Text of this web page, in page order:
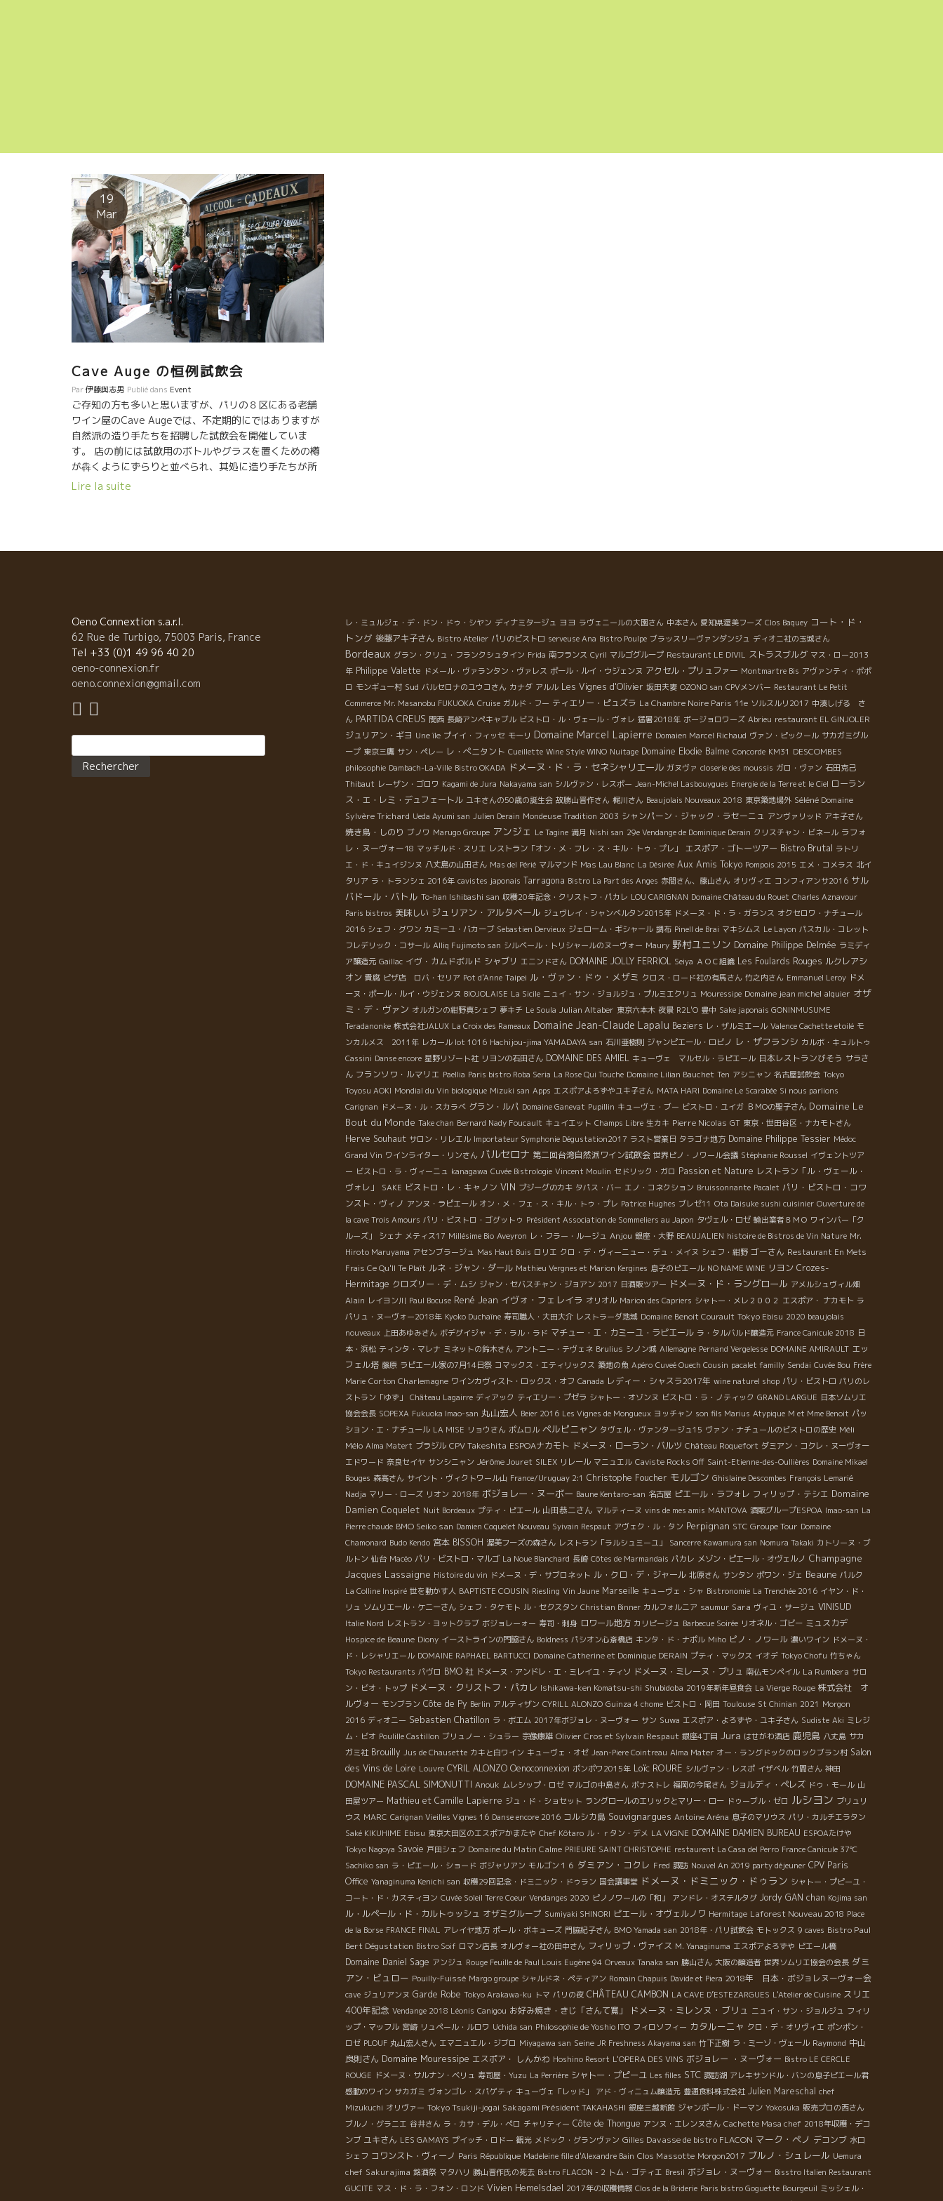
19
Mar
Cave Auge の恒例試飲会
Par伊藤與志男 Publié dans Event
ご存知の方も多いと思いますが、パリの８区にある老舗
ワイン屋のCave Augeでは、不定期的にではありますが
自然派の造り手たちを招聘した試飲会を開催していま
す。 店の前には試飲用のボトルやグラスを置くための樽
が犇くようにずらりと並べられ、其処に造り手たちが所
狭しに並んで試飲客を待ち受けているのです。いつも地
とにかく気合の入った造り手ばかりが集うというのも大
きな魅力。もう一つ挙げるとすれば、試飲に出ているワ
インは全て特別価格（定価より大抵１０～２０％安い）
で提供してくれるもの超魅力だと言えます。大袈裟にい
えば、この試飲会を毎回経験していれば、自然派ワイン
紹介しましょう。  DOMAINE BINNER, ALSACE
Houillon) ４種類  DOMAINE TISSOT, JURA
(Stephane Tissot) ９種類  DOMAINE BARTUCCI,
Lire la suite
Oeno Connextion s.a.r.l.
62 Rue de Turbigo, 75003 Paris, France
Tel +33 (0)1 49 96 40 20
oeno-connexion.fr
oeno.connexion@gmail.com
レ・ミュルジェ・デ・ドン・ドゥ・シヤン ディナミタージュ ヨヨ ラヴェニールの大園さん 中本さん 愛知県渥美フーズ Clos Baquey コート・ド・
トング 後藤アキ子さん Bistro Atelier パリのビストロ serveuse Ana Bistro Poulpe ブラッスリーヴァンダンジュ ディオニ社の玉城さん
Bordeaux グラン・クリュ・フランクシュタイン Frida 南フランス Cyril マルゴグループ Restaurant LE DIVIL ストラスブルグ マス・ロー2013
年 Philippe Valette ドメール・ヴァランタン・ヴァレス ポール・ルイ・ウジェンヌ アクセル・プリュファー Montmartre Bis アヴァンティ・ポポ
ロ モンギュー村 Sud バルセロナのユウコさん カナダ アルル Les Vignes d'Olivier 坂田夫妻 OZONO san CPVメンバー Restaurant Le Petit
Commerce Mr. Masanobu FUKUOKA Cruise ガルド・フー ティエリー・ピュズラ La Chambre Noire Paris 11e ソルスルリ2017 中湊しげる さ
ん PARTIDA CREUS 関西 長崎アンペキャブル ビストロ・ル・ヴェール・ヴォレ 猛暑2018年 ボージョロワーズ Abrieu restaurant EL GINJOLER
ジュリアン・ギヨ Une île プイイ・フィッセ モーリ Domaine Marcel Lapierre Domaien Marcel Richaud ヴァン・ピックール サカガミグル
ープ 東京三鷹 サン・ペレー レ・ぺニタント Cueillette Wine Style WINO Nuitage Domaine Elodie Balme Concorde KM31 DESCOMBES
philosophie Dambach-La-Ville Bistro OKADA ドメーヌ・ド・ラ・セネシャリエール ガヌヴァ closerie des moussis ガロ・ヴァン 石田克己
Thibaut レーザン・ゴロワ Kagami de Jura Nakayama san シルヴァン・レスポー Jean-Michel Lasbouygues Energie de la Terre et le Ciel ローラン
ス・エ・レミ・デュフェートル ユキさんの50歳の誕生会 故勝山晋作さん 梶川さん Beaujolais Nouveaux 2018 東京築地場外 Séléné Domaine
Sylvère Trichard Ueda Ayumi san Julien Derain Mondeuse Tradition 2003 シャンパーン・ジャック・ラセーニュ アンヴァリッド アキ子さん
焼き鳥・しのり ブノワ Marugo Groupe アンジェ Le Tagine 満月 Nishi san 29e Vendange de Dominique Derain クリスチャン・ビネール ラフォ
レ・ヌーヴォー18 マッチルド・スリエ レストラン「オン・メ・フレ・ス・キル・トゥ・プレ」 エスポア・ゴトーツアー Bistro Brutal ラトリ
エ・ド・キュイジンヌ 八丈島の山田さん Mas del Périé マルマンド Mas Lau Blanc La Désirée Aux Amis Tokyo Pompois 2015 エメ・コメラス 北イ
タリア ラ・トランシェ 2016年 cavistes japonais Tarragona Bistro La Part des Anges 赤間さん、藤山さん オリヴィエ コンフィアンサ2016 サル
バドール・バトル To-han Ishibashi san 収穫20年記念・クリストフ・パカレ LOU CARIGNAN Domaine Château du Rouet Charles Aznavour
Paris bistros 美味しい ジュリアン・アルタベール ジュヴレイ・シャンベルタン2015年 ドメーヌ・ド・ラ・ガランス オクセロワ・ナチュール
2016 シェフ・グワン カミーユ・バカーブ Sebastien Dervieux ジェローム・ギシャール 調布 Pinell de Brai マキシムス Le Layon パスカル・コレット
フレデリック・コサール Alliq Fujimoto san シルベール・トリシャールのヌーヴォー Maury 野村ユニソン Domaine Philippe Delmée ラミディ
ア醸造元 Gaillac イヴ・カムドボルド シャブリ エニンドさん DOMAINE JOLLY FERRIOL Seiya ＡＯＣ組織 Les Foulards Rouges ルクレアシ
オン 貴腐 ピザ店 ロバ・セリア Pot d'Anne Taipei ル・ヴァン・ドゥ・メザミ クロス・ロード社の有馬さん 竹之内さん Emmanuel Leroy ドメ
ーヌ・ポール・ルイ・ウジェンヌ BIOJOLAISE La Sicile ニュイ・サン・ジョルジュ・プルミエクリュ Mouressipe Domaine jean michel alquier オザ
ミ・デ・ヴァン オルガンの紺野真シェフ 夢キチ Le Soula Julian Altaber 東京六本木 夜景 R2L'O 豊中 Sake japonais GONINMUSUME
Teradanonke 株式会社JALUX La Croix des Rameaux Domaine Jean-Claude Lapalu Beziers レ・ザルミエール Valence Cachette etoilé モ
ンカルメス 2011年 レカール lot 1016 Hachijou-jima YAMADAYA san 石川亜樹則 ジャンピエール・ロビノ レ・ザフランシ カルボ・キュルトゥ
Cassini Danse encore 星野リゾート社 リヨンの石田さん DOMAINE DES AMIEL キューヴェ マルセル・ラピエール 日本レストランびそう サラさ
ん フランソワ・ルマリエ Paellia Paris bistro Roba Seria La Rose Qui Touche Domaine Lilian Bauchet Ten アシニャン 名古屋試飲会 Tokyo
Toyosu AOKI Mondial du Vin biologique Mizuki san Apps エスポアよろずやユキ子さん MATA HARI Domaine Le Scarabée Si nous parlions
Carignan ドメーヌ・ル・スカラベ グラン・ルパ Domaine Ganevat Pupillin キューヴェ・ブー ビストロ・ユイガ ＢＭОの聖子さん Domaine Le
Bout du Monde Take chan Bernard Nady Foucault キュイエット Champs Libre 生カキ Pierre Nicolas GT 東京・世田谷区・ナカモトさん
Herve Souhaut サロン・リレエル Importateur Symphonie Dégustation2017 ラスト営業日 タラゴナ地方 Domaine Philippe Tessier Médoc
Grand Vin ワインライター・リンさん バルセロナ 第二回台湾自然派ワイン試飲会 世界ピノ・ノワール会議 Stéphanie Roussel イヴェントツア
ー ビストロ・ラ・ヴィーニュ kanagawa Cuvée Bistrologie Vincent Moulin セドリック・ガロ Passion et Nature レストラン「ル・ヴェール・
ヴォレ」
SAKE ビストロ・レ・キャノン VIN ブジーグのカキ タパス・バー エノ・コネクション Bruissonnante Pacalet パリ・ビストロ・コワ
ンスト・ヴィノ アンヌ・ラピエール オン・メ・フェ・ス・キル・トゥ・プレ Patrice Hughes ブレゼ11 Ota Daisuke sushi cuisinier Ouverture de
la cave Trois Amours パリ・ビストロ・ゴグットゥ Président Association de Sommeliers au Japon タヴェル・ロゼ 輸出業者ＢＭＯ ワインバー「ク
ルーズ」
シェナ メティス17 Millésime Bio Aveyron レ・フラー・ルージュ Anjou 銀座・大野 BEAUJALIEN histoire de Bistros de Vin Nature Mr.
Hiroto Maruyama アセンブラージュ Mas Haut Buis ロリエ クロ・デ・ヴィーニュー・デュ・メイヌ シェフ・紺野 ゴーさん Restaurant En Mets
Frais Ce Qu'Il Te Plaît ルネ・ジャン・ダール Mathieu Vergnes et Marion Kergines 息子のピエール NO NAME WINE リヨン Crozes-
Hermitage クロズリー・デ・ムシ ジャン・セバスチャン・ジョアン 2017 日酒販ツアー ドメーヌ・ド・ラングロール アメルシュヴィル畑
Alain レイヨン川 Paul Bocuse René Jean イヴォ・フェレイラ オリオル Marion des Capriers シャトー・メレ２００２ エスポア・ ナカモト ラ
パリュ・ヌーヴォー2018年 Kyoko Duchaîne 寿司職人・大田大介 レストラーダ地域 Domaine Benoit Courault Tokyo Ebisu 2020 beaujolais
nouveaux 上田あゆみさん ボデグイジャ・デ・ラル・ラド マチュー・エ・カミーユ・ラピエール ラ・タルバルド醸造元 France Canicule 2018 日
本・浜松 ティンタ・マレナ ミネットの鈴木さん アントニー・テヴェネ Brulius シノン城 Allemagne Pernand Vergelesse DOMAINE AMIRAULT エッ
フェル塔 藤原 ラピエール家の7月14日祭 コマックス・エティリックス 築地の魚 Apéro Cuveé Ouech Cousin pacalet familly Sendai Cuvée Bou Frère
Marie Corton Charlemagne ワインカヴィスト・ロックス・オフ Canada レディー・シャスラ2017年 wine naturel shop パリ・ビストロ パリのレ
ストラン「ゆず」
Château Lagairre ディアック ティエリー・プゼラ シャトー・オゾンヌ ビストロ・ラ・ノティック GRAND LARGUE 日本ソムリエ
協会会長 SOPEXA Fukuoka Imao-san 丸山宏人 Beier 2016 Les Vignes de Mongueux ヨッチャン son fils Marius Atypique M et Mme Benoit パッ
ション・エ・ナチュール LA MISE リョウさん ポムロル ペルピニャン タヴェル・ヴァンタージュ15 ヴァン・ナチュールのビストロの歴史 Méli
Mélo Alma Matert ブラジル CPV Takeshita ESPOAナカモト ドメーヌ・ローラン・バルツ Château Roquefort ダミアン・コクレ・ヌーヴォー
エドワード 奈良セイヤ サンシニャン Jérôme Jouret SILEX リレール マニュエル Caviste Rocks Off Saint-Etienne-des-Oullières Domaine Mikael
Bouges 森高さん サイント・ヴィクトワール山 France/Uruguay 2:1 Christophe Foucher モルゴン Ghislaine Descombes François Lemarié
Nadja マリー・ローズ リオン 2018年 ボジョレー・ヌーボー Baune Kentaro-san 名古屋 ピエール・ラフォレ フィリップ・テシエ Domaine
Damien Coquelet Nuit Bordeaux プティ・ピエール 山田恭二さん マルティーヌ vins de mes amis MANTOVA 酒販グループESPOA Imao-san La
Pierre chaude BMO Seiko san Damien Coquelet Nouveau Syivain Respaut アヴェク・ル・タン Perpignan STC Groupe Tour Domaine
Chamonard Budo Kendo 宮本 BISSOH 渥美フーズの森さん レストラン「ラルシュミーユ」 Sancerre Kawamura san Nomura Takaki カトリーヌ・ブ
ルトン 仙台 Macéo パリ・ビストロ・マルゴ La Noue Blanchard 長崎 Côtes de Marmandais パカレ メゾン・ピエール・オヴェルノ Champagne
Jacques Lassaigne Histoire du vin ドメーヌ・デ・サブロネット ル・クロ・デ・ジャール 北原さん サンタン ポワン・ジェ Beaune パルク
La Colline Inspiré 世を動かす人 BAPTISTE COUSIN Riesling Vin Jaune Marseille キューヴェ・シャ Bistronomie La Trenchée 2016 イヤン・ド・
リュ ソムリエール・ケニーさん シェフ・タケモト ル・セクスタン Christian Binner カルフォルニア saumur Sara ヴィユ・サージュ VINISUD
Italie Nord レストラン・ヨットクラブ ボジョレーォー 寿司・刺身 ロワール地方 カリピージュ Barbecue Soirée リオネル・ゴビー ミュスカデ
Hospice de Beaune Diony イーストラインの門脇さん Boldness パシオン心斎橋店 キンタ・ド・ナポル Miho ピノ・ノワール 濃いワイン ドメーヌ・
ド・レシャリエール DOMAINE RAPHAEL BARTUCCI Domaine Catherine et Dominique DERAIN プティ・マックス イオデ Tokyo Chofu 竹ちゃん
Tokyo Restaurants パヴロ BMO 社 ドメーヌ・アンドレ・エ・ミレイユ・ティソ ドメーヌ・ミレーヌ・ブリュ 南仏モンペイル La Rumbera サロ
ン・ビオ・トップ ドメーヌ・クリストフ・パカレ Ishikawa-ken Komatsu-shi Shubidoba 2019年新年昼食会 La Vierge Rouge 株式会社 オ
ルヴォー モンブラン Côte de Py Berlin アルティザン CYRILL ALONZO Guinza 4 chome ビストロ・岡田 Toulouse St Chinian 2021 Morgon
2016 ディオニー Sebastien Chatillon ラ・ボエム 2017年ボジョレ・ヌーヴォー サン Suwa エスポア・よろずや・ユキ子さん Sudiste Aki ミレジ
ム・ビオ Poulille Castillon ブリュノー・シュラー 宗像康雄 Olivier Cros et Sylvain Respaut 銀座4丁目 Jura はせがわ酒店 鹿児島 八丈島 サカ
ガミ社 Brouilly Jus de Chausette カキと白ワイン キューヴェ・オゼ Jean-Piere Cointreau Alma Mater オー・ラングドックのロックブラン村 Salon
des Vins de Loire Louvre CYRIL ALONZO Oenoconnexion ポンポワ2015年 Loïc ROURE シルヴァン・レスポ イザベル 竹間さん 神田
DOMAINE PASCAL SIMONUTTI Anouk ムレシップ・ロゼ マルゴの中島さん ボナストレ 福岡の今尾さん ジョルディ・ペレズ ドゥ・モール 山
田屋ツアー Mathieu et Camille Lapierre ジュ・ド・ショセット ラングロールのエリックとマリー・ロー ドゥーブル・ゼロ ルシヨン ブリュリ
ウス MARC Carignan Vieilles Vignes 16 Danse encore 2016 コルシカ島 Souvignargues Antoine Aréna 息子のマリウス パリ・カルチエラタン
Saké KIKUHIME Ebisu 東京大田区のエスポアかまたや Chef Kôtaro ル・ｒタン・デメ LA VIGNE DOMAINE DAMIEN BUREAU ESPOAたけや
Tokyo Nagoya Savoie 戸田シェフ Domaine du Matin Calme PRIEURE SAINT CHRISTOPHE restaurent La Casa del Perro France Canicule 37℃
Sachiko san ラ・ピエール・ショード ボジャリアン モルゴン１６ ダミアン・コクレ Fred 諏訪 Nouvel An 2019 party déjeuner CPV Paris
Office Yanaginuma Kenichi san 収穫29回記念・ドミニック・ドゥラン 国会議事堂 ドメーヌ・ドミニック・ドゥラン シャトー・プピーユ・
コート・ド・カスティヨン Cuvée Soleil Terre Coeur Vendanges 2020 ピノノワールの「和」 アンドレ・オステルタグ Jordy GAN chan Kojima san
ル・ルペール・ド・カルトゥッシュ オザミグループ Sumiyaki SHINORI ピエール・オヴェルノワ Hermitage Laforest Nouveau 2018 Place
de la Borse FRANCE FINAL アレイヤ地方 ポール・ボキューズ 門脇紀子さん BMO Yamada san 2018年・パリ試飲会 モトックス 9 caves Bistro Paul
Bert Dégustation Bistro Soif ロマン店長 オルヴォー社の田中さん フィリップ・ヴァイス M. Yanaginuma エスポアよろずや ピエール橋
Domaine Daniel Sage アンジュ Rouge Feuille de Paul Louis Eugène 94 Orveaux Tanaka san 勝山さん 大阪の醸造者 世界ソムリエ協会の会長 ダミ
アン・ビュロー Pouilly-Fuissé Margo groupe シャルドネ・ペティアン Romain Chapuis Davide et Piera 2018年 日本・ボジョレヌーヴォー会
cave ジュリアンヌ Garde Robe Tokyo Arakawa-ku トマ パリの夜 CHÂTEAU CAMBON LA CAVE D’ESTEZARGUES L'Atelier de Cuisine スリエ
400年記念 Vendange 2018 Léonis Canigou お好み焼き・きじ「さんて寛」 ドメーヌ・ミレンヌ・ブリュ ニュイ・サン・ジョルジュ フィリ
ップ・マッフル 宮崎 リュペール・ルロワ Uchida san Philosophie de Yoshio ITO フィロソフィー カタルーニャ クロ・デ・オリヴィエ ポンポン・
ロゼ PLOUF 丸山宏人さん エマニュエル・ジブロ Miyagawa san Seine JR Freshness Akayama san 竹下正樹 ラ・ミーゾ・ヴェール Raymond 中山
良則さん Domaine Mouressipe エスポア・ しんかわ Hoshino Resort L'OPERA DES VINS ボジョレー ・ヌーヴォー Bistro LE CERCLE
ROUGE ドメーヌ・サルナン・ベリュ 寿司屋・Yuzu La Perrière シャトー・プピーユ Les filles STC 諏訪湖 アレキサンドル・バンの息子ピエール君
感動のワイン サカガミ ヴォンゴレ・スパゲティ キューヴェ「レッド」 アド・ヴィニュム醸造元 豊通食料株式会社 Julien Mareschal chef
Mizukuchi オリヴァー Tokyo Tsukiji-jogai Sakagami Président TAKAHASHI 銀座三越新館 ジャンポール・ドーマン Yokosuka 販売プロの西さん
ブルノ・グラニエ 谷井さん ラ・カサ・デル・ぺロ チャリティー Côte de Thongue アンヌ・エレンヌさん Cachette Masa chef 2018年収穫・デコ
ンブ ユキさん LES GAMAYS プイッチ・ロドー 観光 メドック・グランヴァン Gilles Davasse de bistro FLACON マーク・ペノ デコンブ 水口
シェフ コワンスト・ヴィーノ Paris République Madeleine fille d'Alexandre Bain Clos Massotte Morgon2017 ブルノ・シュレール Uemura
chef Sakurajima 銘酒祭 マタハリ 勝山晋作氏の死去 Bistro FLACON - 2 トム・ゴティエ Bresil ボジョレ・ヌーヴォー Bisstro Italien Restaurant
GUCITE マス・ド・ラ・フォン・ロンド Vivien Hemelsdael 2017年の収穫情報 Clos de la Briderie Paris bistro Goguette Bourgeuil ミッシェル・